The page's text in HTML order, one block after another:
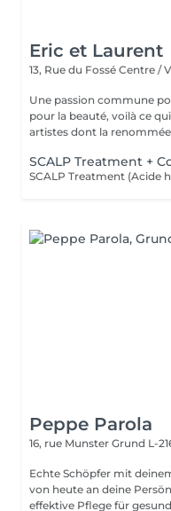
Eric et Laurent
13, Rue du Fossé Centre /
Une passion commune
pour la beauté, voilà ce
artistes dont la renommée
SCALP Treatment +
Peppe Parola
16, rue Munster Grund L-
Echte Schöpfer mit
von heute an deine
effektive Pflege für